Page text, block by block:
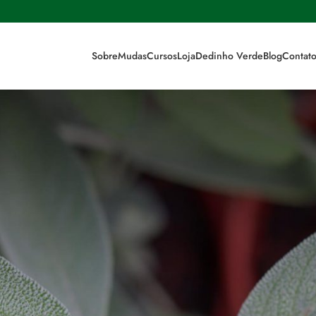
SobreMudasCursosLojaDedinho VerdeBlogContato